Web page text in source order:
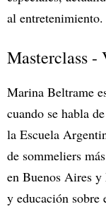
al entretenimiento.
Masterclass -
Marina Beltrame
cuando se habla
la Escuela
de sommeliers
en Buenos Aires y
y educación